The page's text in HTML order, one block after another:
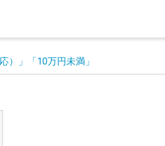
）」 「10万円未満」